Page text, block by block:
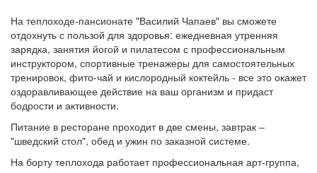
На теплоходе-пансионате "Василий Чапаев" вы сможете
отдохнуть с пользой для здоровья: ежедневная утренняя
зарядка, занятия йогой и пилатесом с профессиональным
инструктором, спортивные тренажеры для самостоятельных
тренировок, фито-чай и кислородный коктейль - все это окажет
оздоравливающее действие на ваш организм и придаст
бодрости и активности.
Питание в ресторане проходит в две смены, завтрак –
"шведский стол", обед и ужин по заказной системе.
На борту теплохода работает профессиональная арт-группа,